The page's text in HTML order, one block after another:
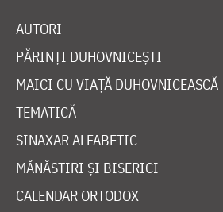
AUTORI
PĂRINȚI DUHOVNICEȘTI
MAICI CU VIAȚĂ DUHOVNICEASCĂ
TEMATICĂ
SINAXAR ALFABETIC
MĂNĂSTIRI ȘI BISERICI
CALENDAR ORTODOX